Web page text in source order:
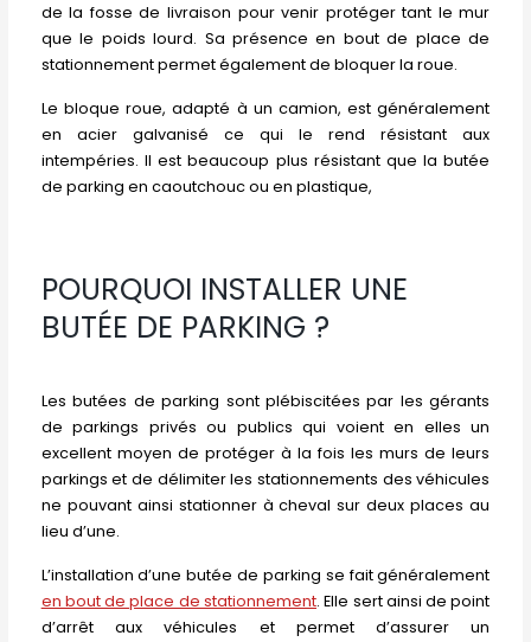
de la fosse de livraison pour venir protéger tant le mur
que le poids lourd. Sa présence en bout de place de
stationnement permet également de bloquer la roue.
Le bloque roue, adapté à un camion, est généralement
en acier galvanisé ce qui le rend résistant aux
intempéries. Il est beaucoup plus résistant que la butée
de parking en caoutchouc ou en plastique,
POURQUOI INSTALLER UNE
BUTÉE DE PARKING ?
Les butées de parking sont plébiscitées par les gérants
de parkings privés ou publics qui voient en elles un
excellent moyen de protéger à la fois les murs de leurs
parkings et de délimiter les stationnements des véhicules
ne pouvant ainsi stationner à cheval sur deux places au
lieu d’une.
L’installation d’une butée de parking se fait généralement
en bout de place de stationnement. Elle sert ainsi de point
d’arrêt aux véhicules et permet d’assurer un